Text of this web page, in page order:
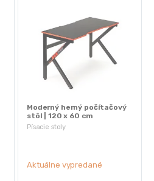
Písacie stoly
Moderný herný počítačový
stôl | 120 x 60 cm
Aktuálne vypredané